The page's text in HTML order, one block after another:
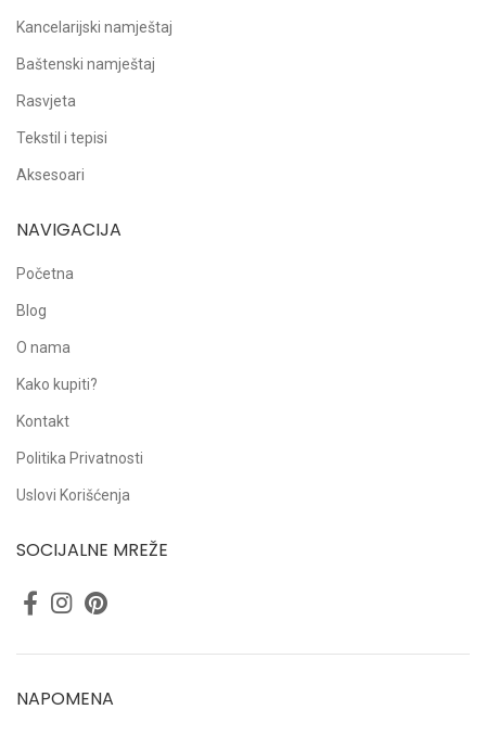
Kancelarijski namještaj
Baštenski namještaj
Rasvjeta
Tekstil i tepisi
Aksesoari
NAVIGACIJA
Početna
Blog
O nama
Kako kupiti?
Kontakt
Politika Privatnosti
Uslovi Korišćenja
SOCIJALNE MREŽE
NAPOMENA